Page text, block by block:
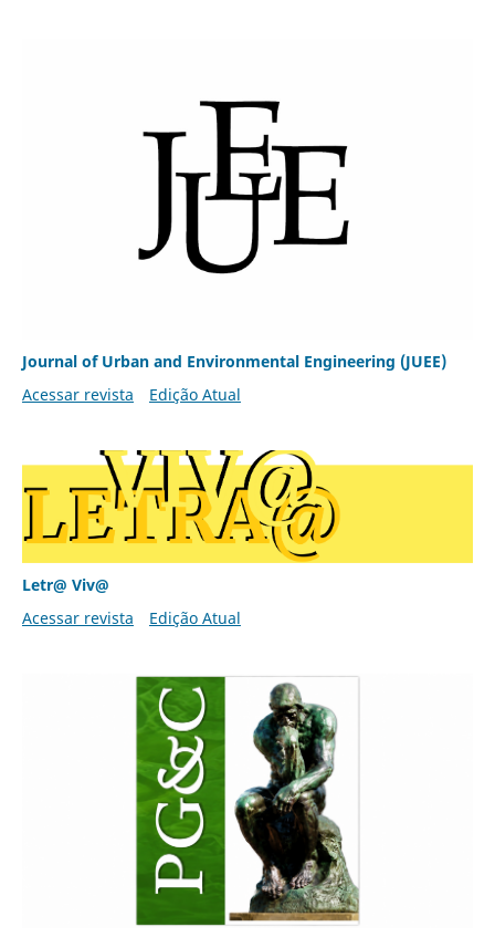
Journal of Urban and Environmental Engineering (JUEE)
Acessar revista
Edição Atual
Letr@ Viv@
Acessar revista
Edição Atual